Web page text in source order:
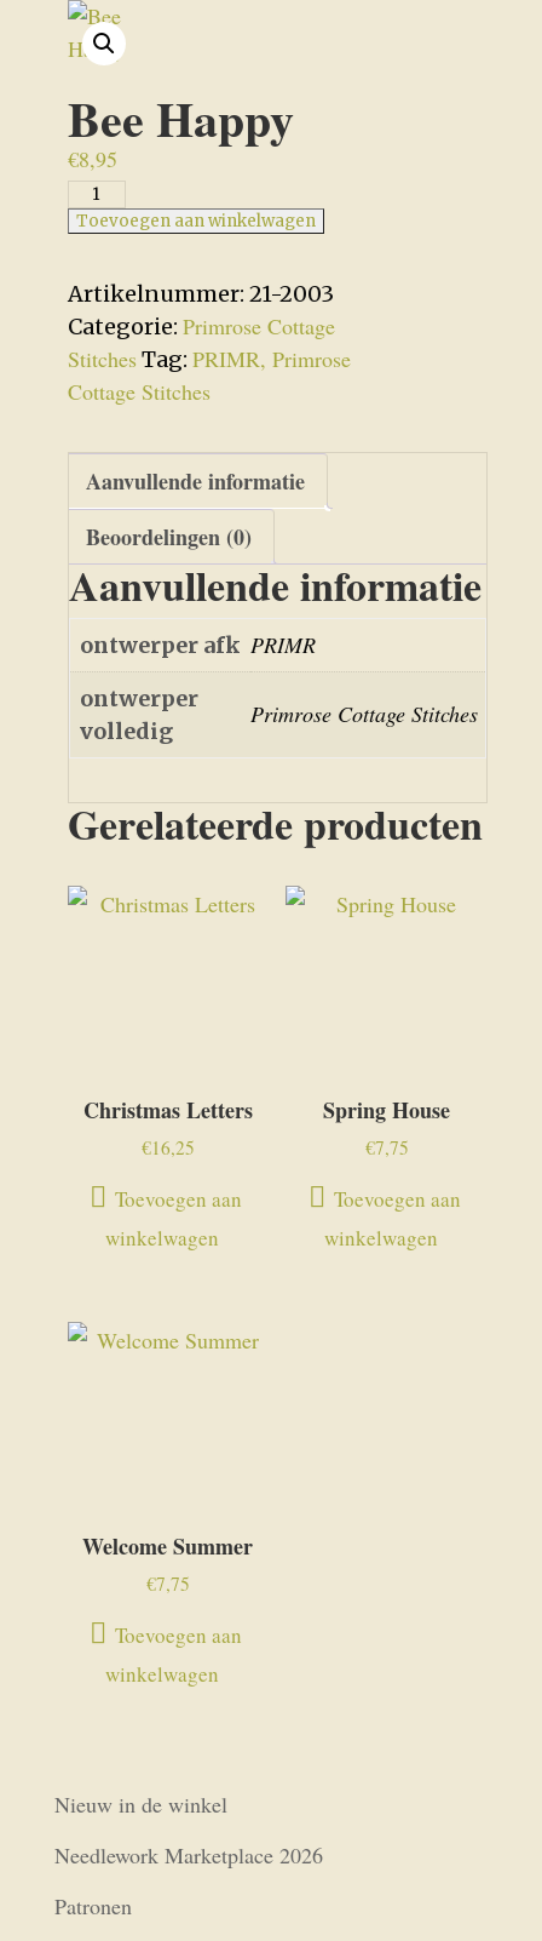
Bee Happy
€8,95
Bee
Happy
Toevoegen aan winkelwagen
Artikelnummer: 21-2003
Categorie: Primrose Cottage
Stitches Tag: PRIMR, Primrose
Cottage Stitches
Aanvullende informatie
Beoordelingen (0)
Aanvullende informatie
ontwerper afk PRIMR
ontwerper
volledig
Primrose Cottage Stitches
Gerelateerde producten
Christmas Letters
€16,25
Toevoegen aan
winkelwagen
Spring House
€7,75
Toevoegen aan
winkelwagen
Welcome Summer
€7,75
Toevoegen aan
winkelwagen
Nieuw in de winkel
Needlework Marketplace 2026
Patronen